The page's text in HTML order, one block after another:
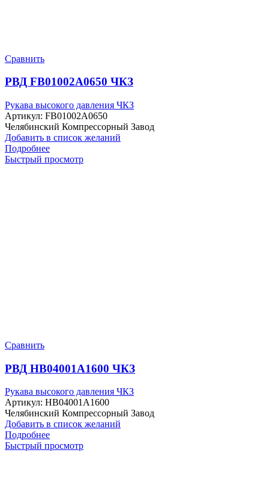
Сравнить
РВД FB01002A0650 ЧКЗ
Рукава высокого давления ЧКЗ
Артикул: FB01002A0650
Челябинский Компрессорный Завод
Добавить в список желаний
Подробнее
Быстрый просмотр
Сравнить
РВД HB04001A1600 ЧКЗ
Рукава высокого давления ЧКЗ
Артикул: HB04001A1600
Челябинский Компрессорный Завод
Добавить в список желаний
Подробнее
Быстрый просмотр